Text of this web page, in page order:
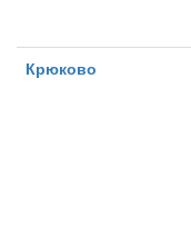
Крюково